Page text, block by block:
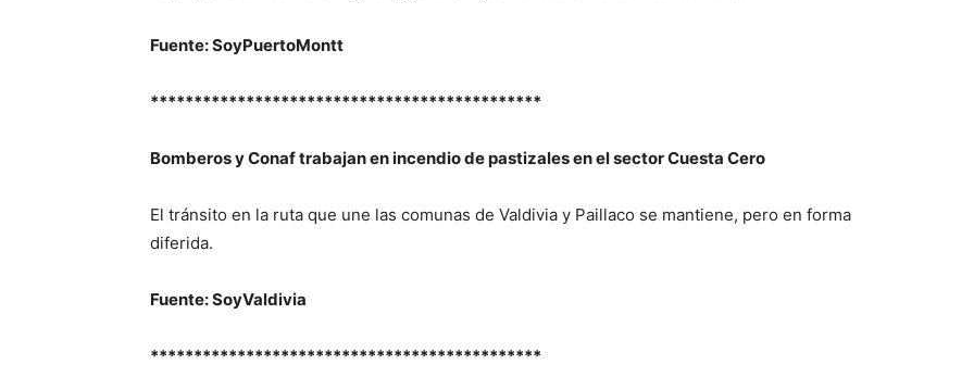
Fuente: SoyPuertoMontt
*********************************************
Bomberos y Conaf trabajan en incendio de pastizales en el sector Cuesta Cero
El tránsito en la ruta que une las comunas de Valdivia y Paillaco se mantiene, pero en forma
diferida.
Fuente: SoyValdivia
*********************************************